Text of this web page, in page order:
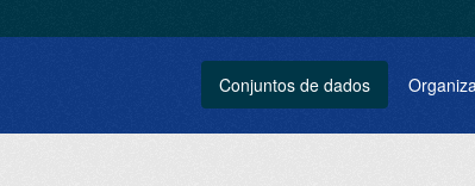
Conjuntos de dados